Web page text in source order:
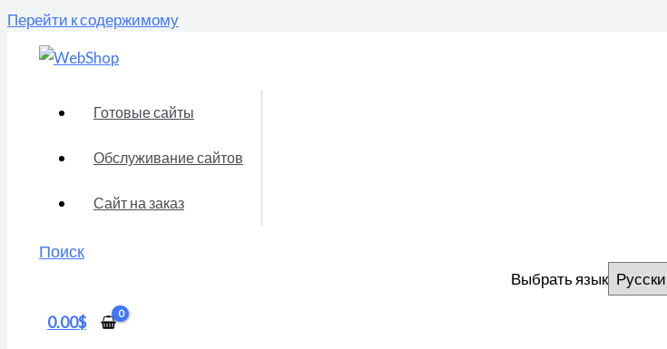
Перейти к содержимому
Готовые сайты
Обслуживание сайтов
Сайт на заказ
Поиск
Выбрать язык
0.00$